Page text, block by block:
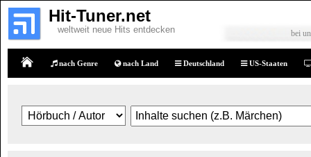
Hit-Tuner.net
weltweit neue Hits entdecken bei
nach Genre nach Land Deutschland US-Staaten